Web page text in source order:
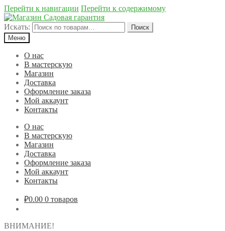
Перейти к навигации Перейти к содержимому
Искать:
Поиск
Меню
О нас
В мастерскую
Магазин
Доставка
Оформление заказа
Мой аккаунт
Контакты
О нас
В мастерскую
Магазин
Доставка
Оформление заказа
Мой аккаунт
Контакты
₽0.00 0 товаров
ВНИМАНИЕ!